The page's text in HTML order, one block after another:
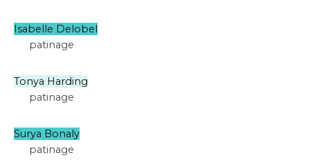
Isabelle Delobel
patinage
Tonya Harding
patinage
Surya Bonaly
patinage